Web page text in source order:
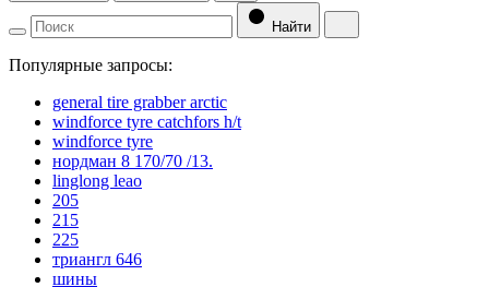
Найти
Популярные запросы:
general tire grabber arctic
windforce tyre catchfors h/t
windforce tyre
нордман 8 170/70 /13.
linglong leao
205
215
225
триангл 646
шины